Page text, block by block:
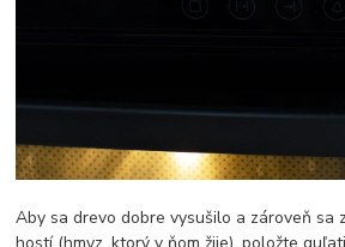
Aby sa drevo dobre vysušilo a zároveň sa